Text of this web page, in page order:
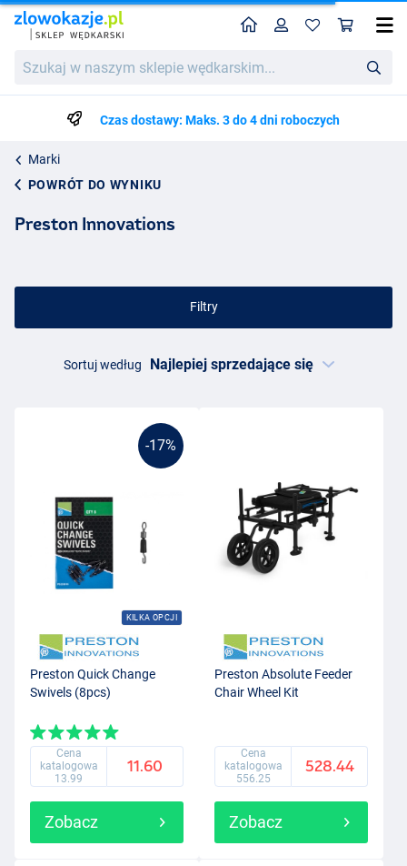
w
wędkarskim...
HomeProfil
Czas dostawy: Maks. 3 do 4 dni roboczych
Marki
POWRÓT DO WYNIKU
Preston Innovations
Filtry
Sortuj według
-17%
KILKA OPCJI
Preston Quick Change
Swivels (8pcs)
Cena
katalogowa
13.99
11.60
Zobacz
Preston Absolute Feeder
Chair Wheel Kit
Cena
katalogowa
556.25
528.44
Zobacz